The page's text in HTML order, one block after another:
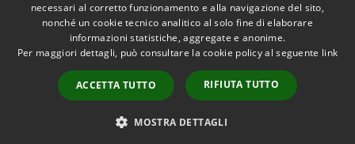
RSS
Accessibility
Copyright © 2026 • Town of
Ragusa • Powered by
Municipium•
Admin
access
necessari al corretto funzionamento e alla navigazione del sito,
nonché un cookie tecnico analitico al solo fine di elaborare
informazioni statistiche, aggregate e anonime.
Per maggiori dettagli, può consultare la cookie policy al seguente link
ACCETTA TUTTO RIFIUTA TUTTO
MOSTRA DETTAGLI